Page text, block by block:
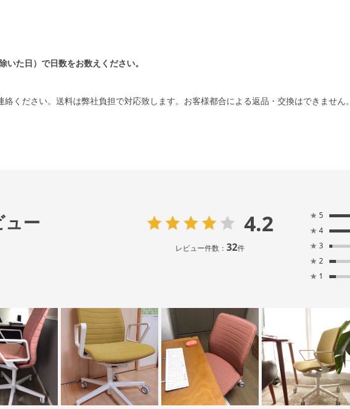
た日）で日数をお数えください。
ください。送料は弊社負担で対応致します。お客様都合による返品・交換はできません。
ュー 4.2
レビュー件数： 32件
★ 5
★ 4
★ 3
★ 2
★ 1